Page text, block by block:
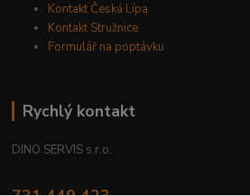
Kontakt Česká Lípa
Kontakt Stružnice
Formulář na poptávku
Rychlý kontakt
DINO SERVIS s.r.o.